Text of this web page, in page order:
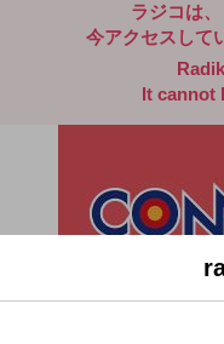
ラジコは
今アクセスして
It cannot